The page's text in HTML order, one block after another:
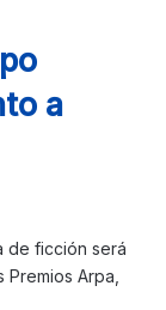
a
de ficción será
Arpa,